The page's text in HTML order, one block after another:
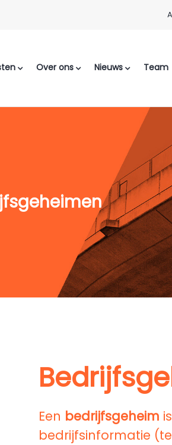
Over ons Nieuws Team
Een bedrijfsgeheim
bedrijfsinformatie